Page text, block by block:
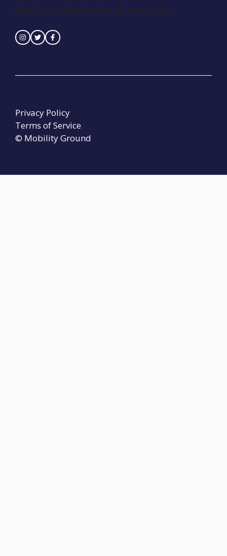
Contact : seinedreamer@naver.com
© Mobility Ground
Privacy Policy
Terms of Service